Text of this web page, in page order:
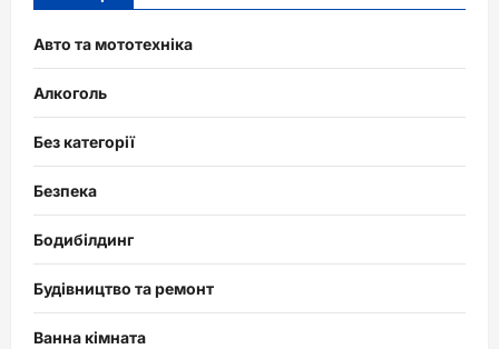
Авто та мототехніка
Алкоголь
Без категорії
Безпека
Бодибілдинг
Будівництво та ремонт
Ванна кімната